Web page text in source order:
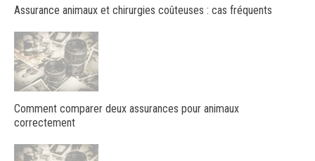
Assurance animaux et chirurgies coûteuses : cas fréquents
Comment comparer deux assurances pour animaux
correctement